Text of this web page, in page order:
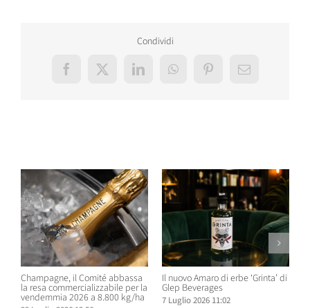
Condividi
Facebook
X LinkedInWhatsAppPinterestEmail
Champagne, il Comité abbassa
la resa commercializzabile per la
vendemmia 2026 a 8.800 kg/ha
Il nuovo Amaro di erbe ‘Grinta’ di
Glep Beverages
7 Luglio 2026 11:02